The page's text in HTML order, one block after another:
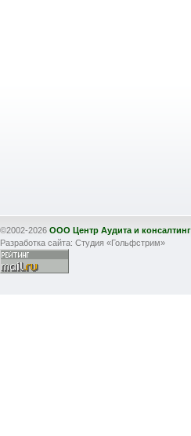
©2002-2026 ООО Центр Аудита и
Разработка сайта: Студия «Гольфстрим»